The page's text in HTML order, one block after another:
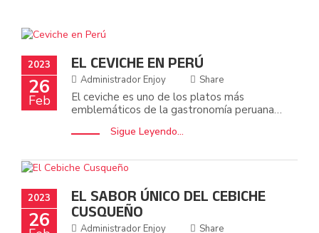
2023
26
Feb
EL CEVICHE EN PERÚ
Administrador Enjoy Share
El ceviche es uno de los platos más
emblemáticos de la gastronomía peruana,
mundo. Este plato consiste en pescado
otras especias, y se sirve frío. Es una
combinación de sabores y texturas únicos,
que lo convierten en un plato
imprescindible en cualquier visita a Perú. El
ceviche es originario de la costa peruana, y
su historia se remonta a la época
Sigue Leyendo...
2023
26
EL SABOR ÚNICO DEL CEBICHE
CUSQUEÑO
Administrador Enjoy Share